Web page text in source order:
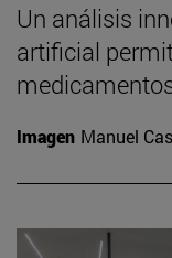
Un análisis
artificial
Imagen Manuel